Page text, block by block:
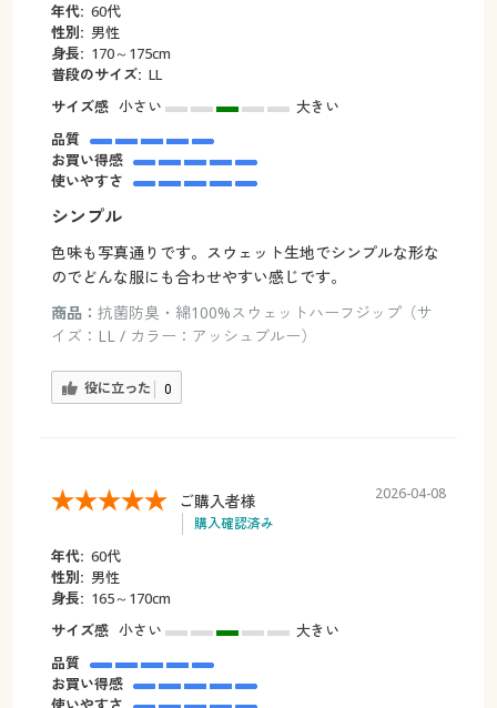
年代: 60代
性別: 男性
身長: 170～175cm
普段のサイズ: LL
サイズ感 小さい
大きい
品質
お買い得感
使いやすさ
シンプル
色味も写真通りです。スウェット生地でシンプルな形な
のでどんな服にも合わせやすい感じです。
商品： 抗菌防臭・綿100%スウェットハーフジップ（サ
イズ：LL / カラー：アッシュブルー）
役に立った 0
ご購入者様
購入確認済み
2026-04-08
年代: 60代
性別: 男性
身長: 165～170cm
サイズ感 小さい
大きい
品質
お買い得感